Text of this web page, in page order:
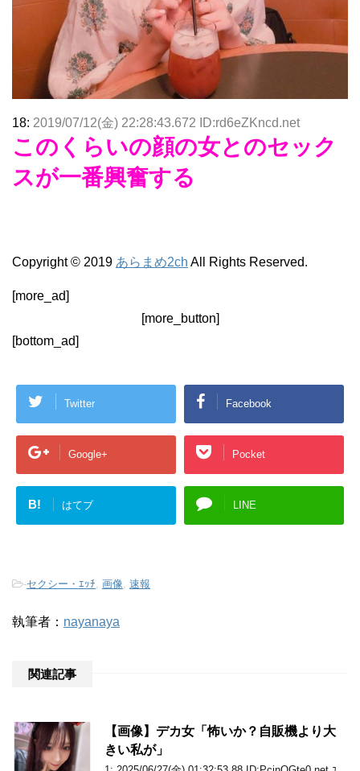
18: 2019/07/12(金) 22:28:43.672 ID:rd6eZKncd.net
このくらいの顔の女とのセック
スが一番興奮する
Copyright © 2019 あらまめ2ch All Rights Reserved.
[more_ad]
[more_button]
[bottom_ad]
Twitter Facebook
Google+ Pocket
B! はてブ LINE
-セクシー・ｴｯﾁ 画像 速報
執筆者： nayanaya
関連記事
【画像】デカ女「怖いか？自販機より大
きい私が」